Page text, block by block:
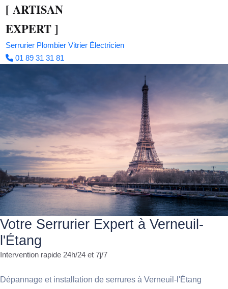
[ ARTISAN
EXPERT]
Serrurier Plombier Vitrier Électricien
01 89 31 31 81
Votre Serrurier Expert à Verneuil-
l'Étang
Intervention rapide 24h/24 et 7j/7
Dépannage et installation de serrures à Verneuil-l'Étang